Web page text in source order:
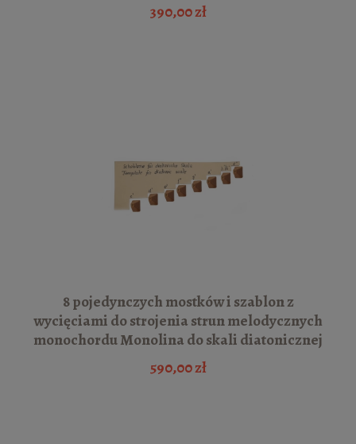
390,00 zł
8 pojedynczych mostków i szablon z
wycięciami do strojenia strun melodycznych
monochordu Monolina do skali diatonicznej
590,00 zł